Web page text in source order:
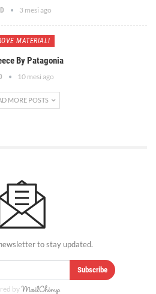
3 mesi ago
MATERIALI
By Patagonia
10 mesi ago
MORE POSTS
to stay updated.
Subscribe
by